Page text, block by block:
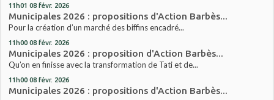
11h01 08 févr. 2026
Municipales 2026 : propositions d'Action Barbès...
Pour la création d’un marché des biffins encadré...
11h00 08 févr. 2026
Municipales 2026 : proposition d'Action Barbès...
Qu’on en finisse avec la transformation de Tati et de...
11h00 08 févr. 2026
Municipales 2026 : propositions d'Action Barbès...